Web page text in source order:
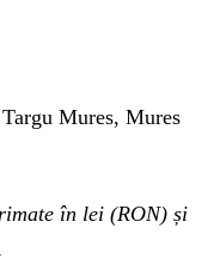
Mures, Mures
în lei (RON) și